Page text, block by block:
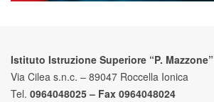
Istituto Istruzione Superiore “P. Mazzone”
Via Cilea s.n.c. – 89047 Roccella Ionica
Tel. 0964048025 – Fax 0964048024